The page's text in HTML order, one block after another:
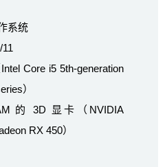
系统
Core i5 5th-generation
）
的 3D 显卡（NVIDIA
RX 450）